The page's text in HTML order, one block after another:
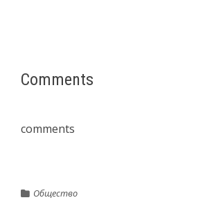
Comments
comments
Общество